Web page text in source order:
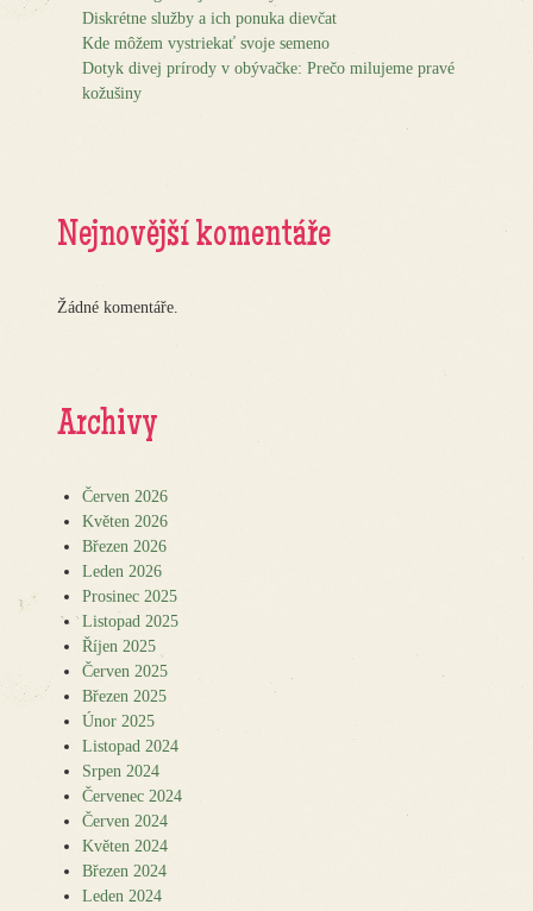
Diskrétne služby a ich ponuka dievčat
Kde môžem vystriekať svoje semeno
Dotyk divej prírody v obývačke: Prečo milujeme pravé
kožušiny
Nejnovější komentáře
Žádné komentáře.
Archivy
Červen 2026
Květen 2026
Březen 2026
Leden 2026
Prosinec 2025
Listopad 2025
Říjen 2025
Červen 2025
Březen 2025
Únor 2025
Listopad 2024
Srpen 2024
Červenec 2024
Červen 2024
Květen 2024
Březen 2024
Leden 2024